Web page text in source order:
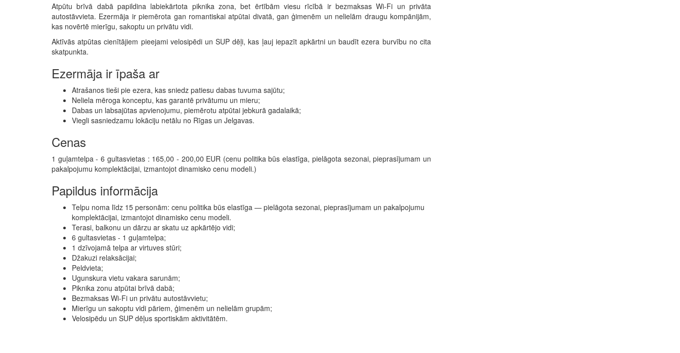
Atpūtu brīvā dabā papildina labiekārtota piknika zona, bet ērtībām viesu rīcībā ir bezmaksas Wi-Fi un privāta
autostāvvieta. Ezermāja ir piemērota gan romantiskai atpūtai divatā, gan ģimenēm un nelielām draugu kompānijām,
kas novērtē mierīgu, sakoptu un privātu vidi.
Aktīvās atpūtas cienītājiem pieejami velosipēdi un SUP dēļi, kas ļauj iepazīt apkārtni un baudīt ezera burvību no cita
skatpunkta.
Ezermāja ir īpaša ar
Atrašanos tieši pie ezera, kas sniedz patiesu dabas tuvuma sajūtu;
Neliela mēroga konceptu, kas garantē privātumu un mieru;
Dabas un labsajūtas apvienojumu, piemērotu atpūtai jebkurā gadalaikā;
Viegli sasniedzamu lokāciju netālu no Rīgas un Jelgavas.
Cenas
1 guļamtelpa - 6 gultasvietas : 165,00 - 200,00 EUR (cenu politika būs elastīga, pielāgota sezonai, pieprasījumam un
pakalpojumu komplektācijai, izmantojot dinamisko cenu modeli.)
Papildus informācija
Telpu noma līdz 15 personām: cenu politika būs elastīga — pielāgota sezonai, pieprasījumam un pakalpojumu
komplektācijai, izmantojot dinamisko cenu modeli.
Terasi, balkonu un dārzu ar skatu uz apkārtējo vidi;
6 gultasvietas - 1 guļamtelpa;
1 dzīvojamā telpa ar virtuves stūri;
Džakuzi relaksācijai;
Peldvieta;
Ugunskura vietu vakara sarunām;
Piknika zonu atpūtai brīvā dabā;
Bezmaksas Wi‑Fi un privātu autostāvvietu;
Mierīgu un sakoptu vidi pāriem, ģimenēm un nelielām grupām;
Velosipēdu un SUP dēļus sportiskām aktivitātēm.